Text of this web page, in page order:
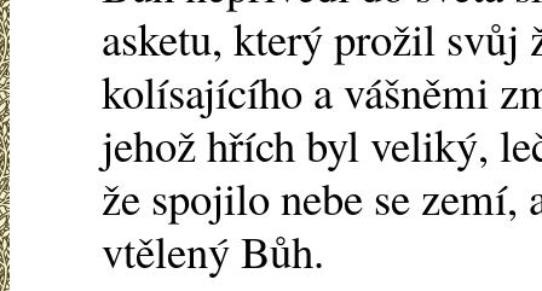
asketu, který prožil svůj
kolísajícího a vášněmi
jehož hřích byl veliký,
že spojilo nebe se
vtělený Bůh.